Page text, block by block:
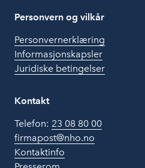
Personvern og vilkår
Personvernerklæring
Informasjonskapsler
Juridiske betingelser
Kontakt
Telefon: 23 08 80 00
firmapost@nho.no
Kontaktinfo